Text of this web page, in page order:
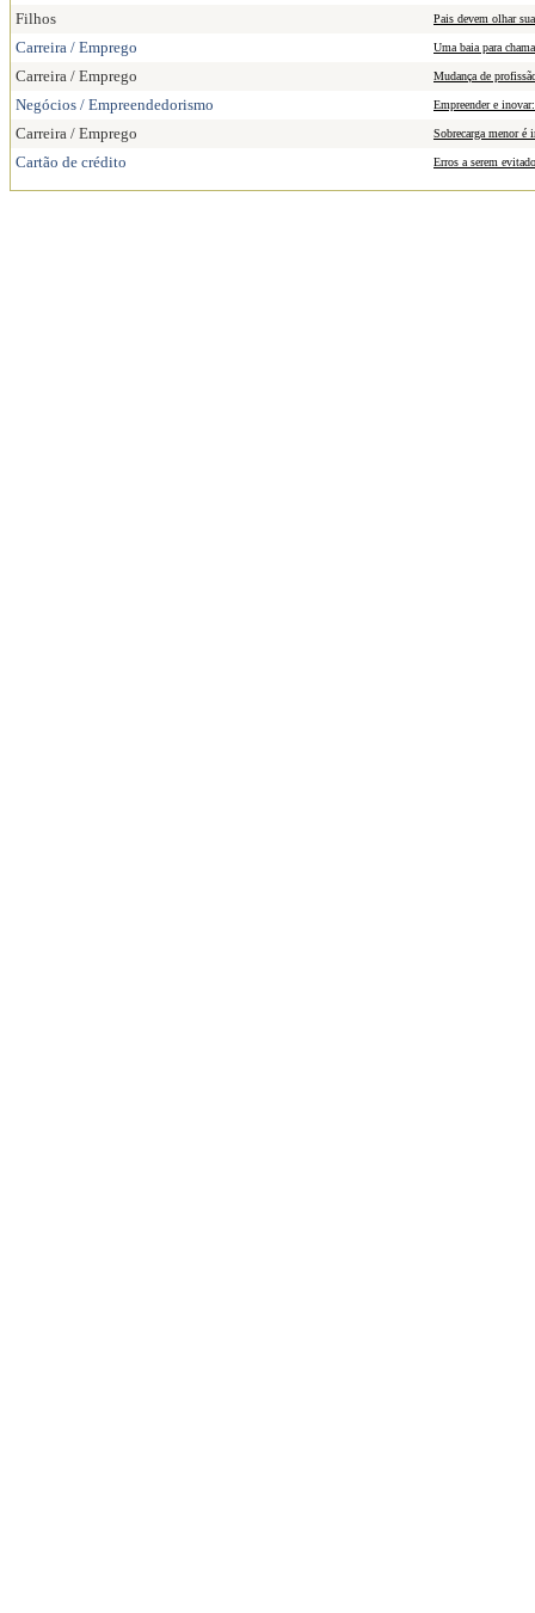
Filhos Pais devem olhar
Carreira / Emprego Uma baia para
Carreira / Emprego Mudança de
Negócios / Empreendedorismo Empreender e
Carreira / Emprego Sobrecarga menor é
Cartão de crédito Erros a serem